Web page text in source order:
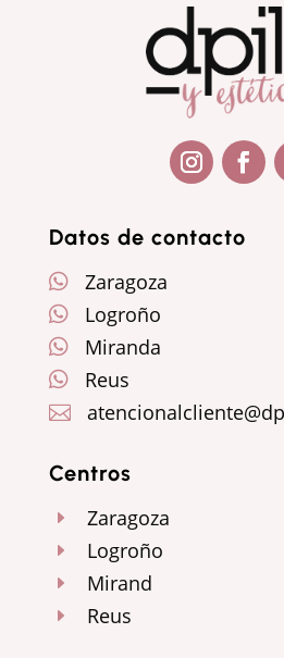
Datos de contacto
 Zaragoza
 Logroño
 Miranda
 Reus

Centros
E Zaragoza
E Logroño
E Mirand
E Reus